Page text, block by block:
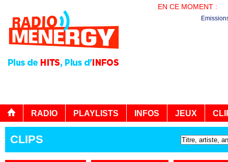
EN CE MOMENT :
RADIO PLAYLISTS INFOS JEUX
CLIPS